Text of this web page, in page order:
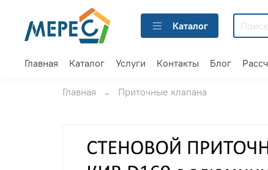
Каталог
Главная Каталог Услуги Контакты Блог
Главная Приточные клапана